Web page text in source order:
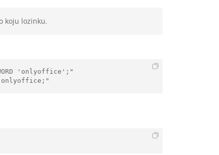
koju lozinku.
'onlyoffice';"